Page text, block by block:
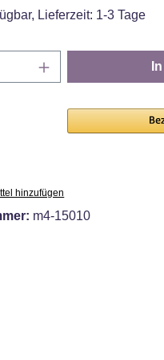
Lieferzeit: 1-3 Tage
Anzahl: Gib den
hinzufügen
m4-15010